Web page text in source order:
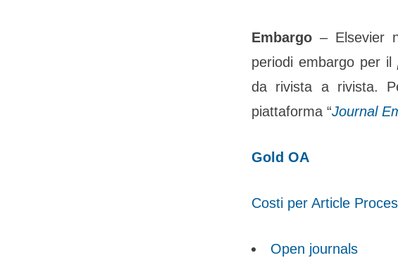
Embargo – Elsevier
periodi embargo per il
da rivista a rivista.
piattaforma “Journal
Gold OA
Costi per Article
Open journals